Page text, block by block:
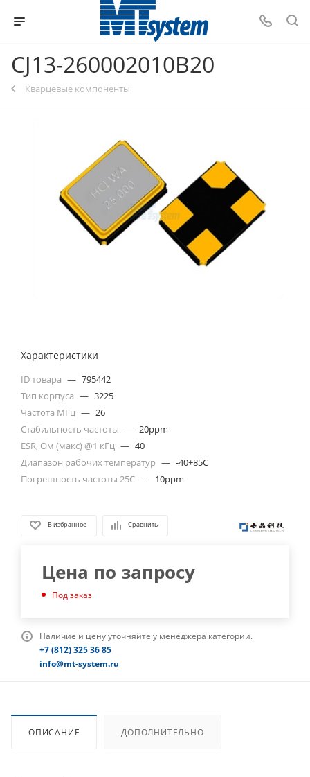
CJ13-260002010B20
Кварцевые компоненты
Характеристики
ID товара — 795442
Тип корпуса — 3225
Частота МГц — 26
Стабильность частоты — 20ppm
ESR, Ом (макс) @1 кГц — 40
Диапазон рабочих температур — -40+85C
Погрешность частоты 25С — 10ppm
В избранное Сравнить
Цена по запросу
Под заказ
Наличие и цену уточняйте у менеджера категории.
+7 (812) 325 36 85
info@mt-system.ru
ОПИСАНИЕ ДОПОЛНИТЕЛЬНО